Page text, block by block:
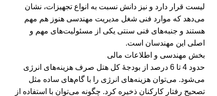
لیست قرار دارد و نیز دانش نسبت به انواع تجهیزات، نشان
می‌دهد که موارد فنی شغل مدیریت مهندسی هنوز هم مهم
هستند و جنبه‌های فنی سنتی یکی از مسئولیت‌های مهم و
اصلی این مهندسان است.
بخش مهندسی و اطلاعات مالی
حدود 4 تا 6 درصد از بودجۀ کل هتل صرف هزینه‌های انرژی
می‌شود. می‌توان هزینه‌های انرژی را با گام‌های ساده مثل
تصحیح رفتار کارکنان ذخیره کرد. چگونه می‌توان با استفاده از